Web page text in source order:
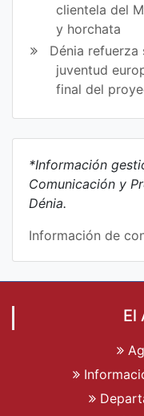
clientela del
y horchata
Dénia
juventud
final del
*Información
Comunicación y
Dénia.
Información de
El